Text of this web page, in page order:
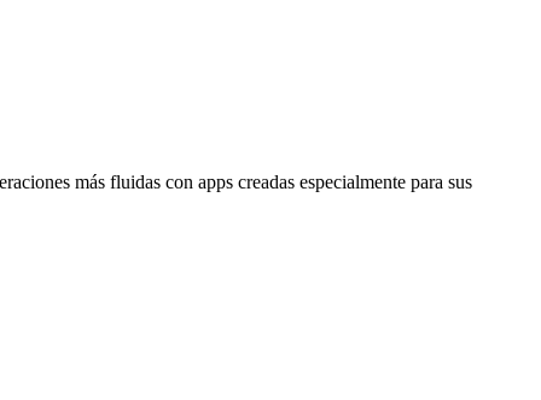
más fluidas con apps creadas especialmente para sus